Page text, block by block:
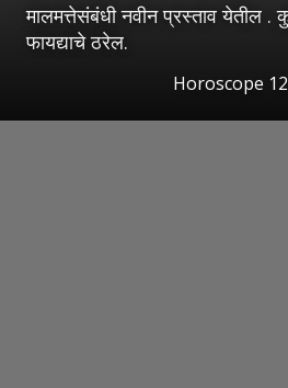
मालमत्तेसंबंधी नवीन प्रस्ताव येतील
फायद्याचे ठरेल.
Horoscope